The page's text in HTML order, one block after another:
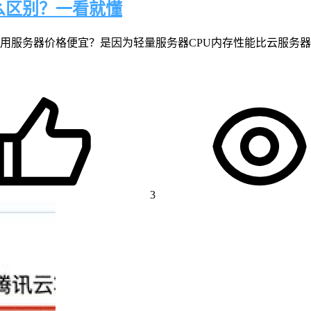
别？一看就懂
服务器价格便宜？是因为轻量服务器CPU内存性能比云服务
3